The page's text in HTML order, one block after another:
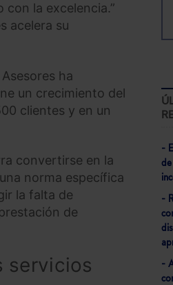
la excelencia.”
acelera su
ha
un crecimiento del
clientes y en un
convertirse en la
norma específica
la falta de
de
servicios
-
-
-